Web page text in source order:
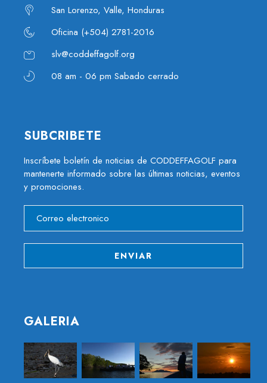
San Lorenzo, Valle, Honduras
Oficina (+504) 2781-2016
slv@coddeffagolf.org
08 am - 06 pm Sabado cerrado
SUBCRIBETE
Inscríbete boletín de noticias de CODDEFFAGOLF para
mantenerte informado sobre las últimas noticias, eventos
y promociones.
GALERIA